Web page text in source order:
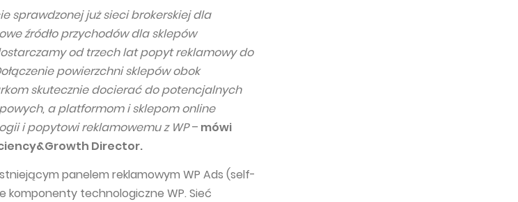
sprawdzonej już sieci brokerskiej dla
źródło przychodów dla sklepów
od trzech lat popyt reklamowy do
powierzchni sklepów obok
skutecznie docierać do potencjalnych
a platformom i sklepom online
i popytowi reklamowemu z WP– mówi
Director.
panelem reklamowym WP Ads (self-
komponenty technologiczne WP. Sieć